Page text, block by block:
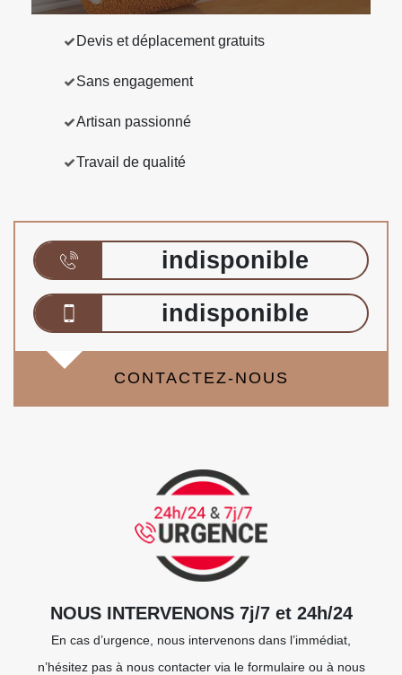
Devis et déplacement gratuits
Sans engagement
Artisan passionné
Travail de qualité
indisponible
indisponible
CONTACTEZ-NOUS
NOUS INTERVENONS 7j/7 et 24h/24
En cas d’urgence, nous intervenons dans l’immédiat,
n’hésitez pas à nous contacter via le formulaire ou à nous